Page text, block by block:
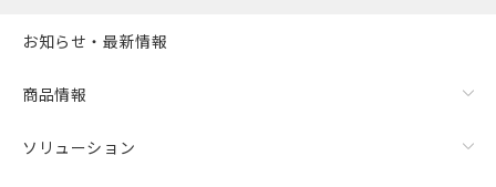
お知らせ・最新情報
商品情報
ソリューション